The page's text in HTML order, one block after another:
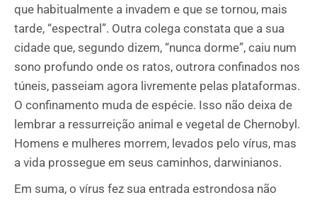
que habitualmente a invadem e que se tornou, mais
tarde, “espectral”. Outra colega constata que a sua
cidade que, segundo dizem, “nunca dorme”, caiu num
sono profundo onde os ratos, outrora confinados nos
túneis, passeiam agora livremente pelas plataformas.
O confinamento muda de espécie. Isso não deixa de
lembrar a ressurreição animal e vegetal de Chernobyl.
Homens e mulheres morrem, levados pelo vírus, mas
a vida prossegue em seus caminhos, darwinianos.
Em suma, o vírus fez sua entrada estrondosa não